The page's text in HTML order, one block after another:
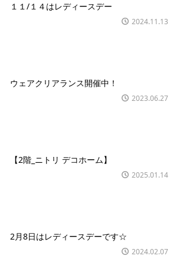
１１/１４はレディースデー
2024.11.13
ウェアクリアランス開催中！
2023.06.27
【2階_ニトリ デコホーム】
2025.01.14
2月8日はレディースデーです☆
2024.02.07